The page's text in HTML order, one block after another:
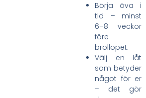
Börja öva i
tid – minst
6–8 veckor
före
bröllopet.
Välj en låt
som betyder
något för er
– det gör